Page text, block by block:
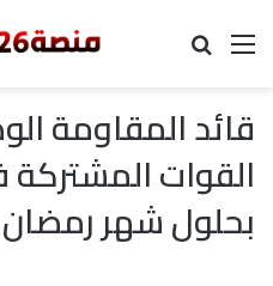
القائمة
قائد المقاومة
القوات
بحلول شهر رمضان